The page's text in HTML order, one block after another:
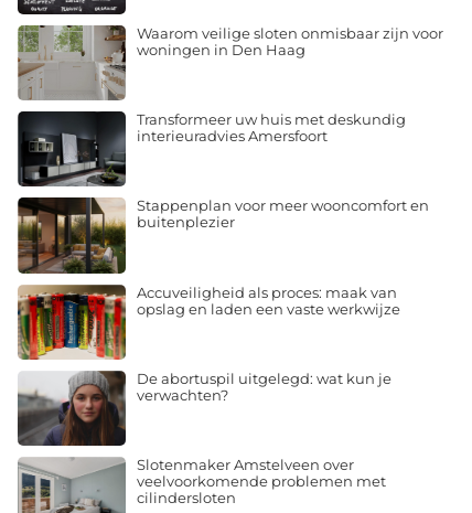
Waarom veilige sloten onmisbaar zijn voor
woningen in Den Haag
Transformeer uw huis met deskundig
interieuradvies Amersfoort
Stappenplan voor meer wooncomfort en
buitenplezier
Accuveiligheid als proces: maak van
opslag en laden een vaste werkwijze
De abortuspil uitgelegd: wat kun je
verwachten?
Slotenmaker Amstelveen over
veelvoorkomende problemen met
cilindersloten